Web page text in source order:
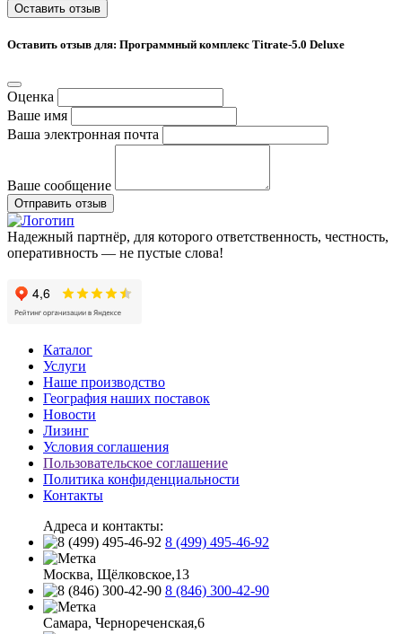
Оставить отзыв
Оставить отзыв для: Программный комплекс Titrate-5.0 Deluxe
Оценка
Ваше имя
Ваша электронная почта
Ваше сообщение
Отправить отзыв
Надежный партнёр, для которого ответственность, честность,
оперативность — не пустые слова!
Каталог
Услуги
Наше производство
География наших поставок
Новости
Лизинг
Условия соглашения
Пользовательское соглашение
Политика конфиденциальности
Контакты
Адреса и контакты:
8 (499) 495-46-92
Москва, Щёлковское,13
8 (846) 300-42-90
Самара, Чернореченская,6